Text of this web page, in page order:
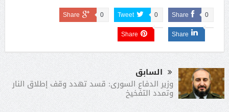
Share 0
Tweet 0
Share 0
Share
Share
السابق
وزير الدفاع السورى: قسد تهدد وقف إطلاق النار
وتمدد التفخيخ